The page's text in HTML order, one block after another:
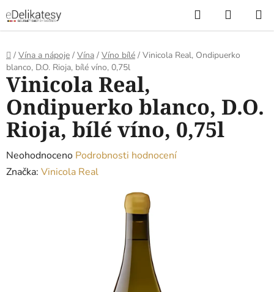
na
obsah
Hledat
KOŠÍK
Domů
/ Vína a nápoje / Vína / Víno bílé / Vinicola Real, Ondipuerko
blanco, D.O. Rioja, bílé víno, 0,75l
Vinicola Real,
Ondipuerko blanco, D.O.
Rioja, bílé víno, 0,75l
Průměrné
hodnocení
Neohodnoceno Podrobnosti hodnocení
Značka: Vinicola Real